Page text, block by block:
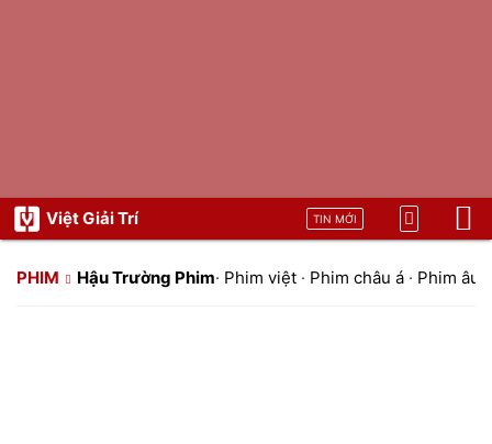
Việt Giải Trí TIN MỚI
PHIM Hậu Trường Phim· Phim việt · Phim châu á · Phim âu